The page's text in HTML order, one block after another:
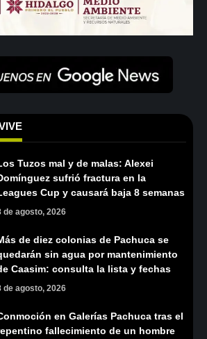
Tuzos mal y de malas: Alexei
sufrió fractura en la
Cup y causará baja 8 semanas
de agosto, 2026
de diez colonias de Pachuca se
sin agua por mantenimiento
Caasim: consulta la lista y fechas
de agosto, 2026
en Galerías Pachuca tras el
fallecimiento de un hombre